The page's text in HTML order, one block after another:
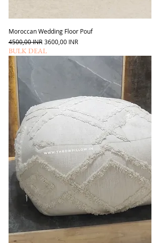
Moroccan Wedding Floor Pouf
Szokásos ár
4500,00 INR Akciós ár
3600,00 INR
BULK DEAL